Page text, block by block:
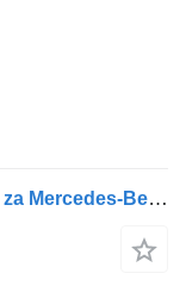
WABCO 4801060040 EBS modulator za Mercedes-Benz Actros MP4 Antos Arocs (2012-) tegljača